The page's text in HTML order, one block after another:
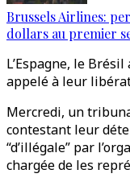
Brussels Airlines:
dollars au premier
L’Espagne, le
appelé à leur
Mercredi, un
contestant leur
“d’illégale” par
chargée de les